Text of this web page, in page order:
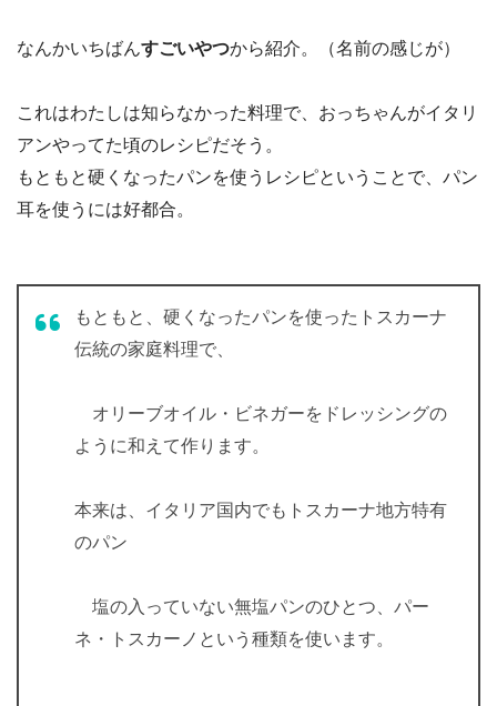
なんかいちばんすごいやつから紹介。（名前の感じが）
これはわたしは知らなかった料理で、おっちゃんがイタリ
アンやってた頃のレシピだそう。
もともと硬くなったパンを使うレシピということで、パン
耳を使うには好都合。
もともと、硬くなったパンを使ったトスカーナ
伝統の家庭料理で、
オリーブオイル・ビネガーをドレッシングの
ように和えて作ります。
本来は、イタリア国内でもトスカーナ地方特有
のパン
塩の入っていない無塩パンのひとつ、パー
ネ・トスカーノという種類を使います。